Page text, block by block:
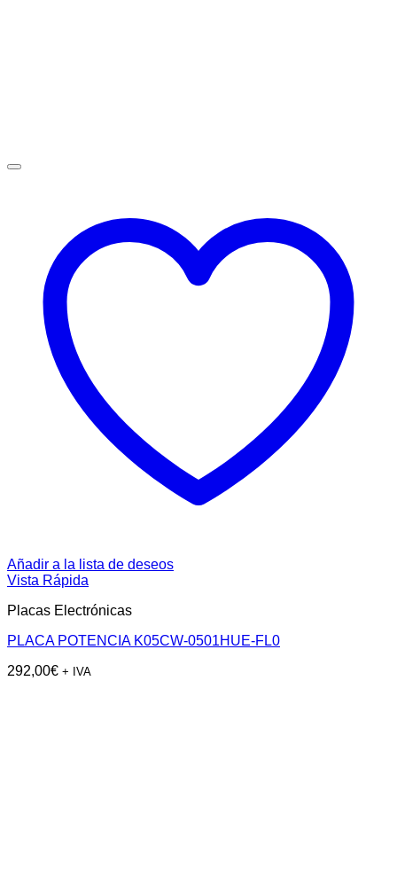
Añadir a la lista de deseos
Vista Rápida
Placas Electrónicas
PLACA POTENCIA K05CW-0501HUE-FL0
292,00€ + IVA